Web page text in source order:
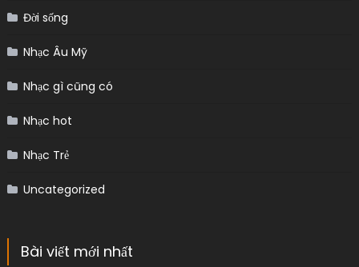
Đời sống
Nhạc Âu Mỹ
Nhạc gì cũng có
Nhạc hot
Nhạc Trẻ
Uncategorized
Bài viết mới nhất